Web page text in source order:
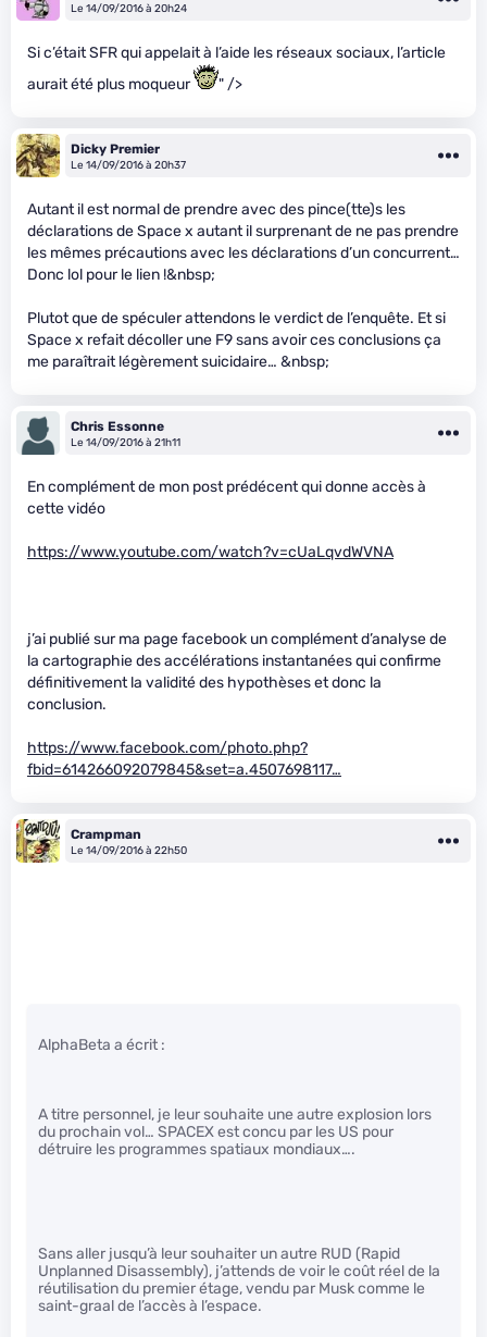
Le 14/09/2016 à 20h24
Si c’était SFR qui appelait à l’aide les réseaux sociaux, l’article
aurait été plus moqueur
" />
Dicky Premier
Le 14/09/2016 à 20h37
Autant il est normal de prendre avec des pince(tte)s les
déclarations de Space x autant il surprenant de ne pas prendre
les mêmes précautions avec les déclarations d’un concurrent…
Donc lol pour le lien !&nbsp;
Plutot que de spéculer attendons le verdict de l’enquête. Et si
Space x refait décoller une F9 sans avoir ces conclusions ça
me paraîtrait légèrement suicidaire… &nbsp;
Chris Essonne
Le 14/09/2016 à 21h11
En complément de mon post prédécent qui donne accès à
cette vidéo
https://www.youtube.com/watch?v=cUaLqvdWVNA
j’ai publié sur ma page facebook un complément d’analyse de
la cartographie des accélérations instantanées qui confirme
définitivement la validité des hypothèses et donc la
conclusion.
https://www.facebook.com/photo.php?
fbid=614266092079845&set=a.4507698117…
Crampman
Le 14/09/2016 à 22h50
AlphaBeta a écrit :
A titre personnel, je leur souhaite une autre explosion lors
du prochain vol… SPACEX est concu par les US pour
détruire les programmes spatiaux mondiaux….
Sans aller jusqu’à leur souhaiter un autre RUD (Rapid
Unplanned Disassembly), j’attends de voir le coût réel de la
réutilisation du premier étage, vendu par Musk comme le
saint-graal de l’accès à l’espace.